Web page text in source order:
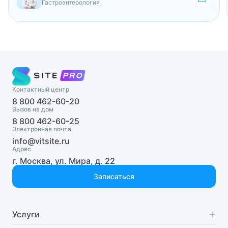
Гастроэнтерология
Контактный центр
8 800 462-60-20
Вызов на дом
8 800 462-60-25
Электронная почта
info@vitsite.ru
Адрес
г. Москва, ул. Мира, д. 22
Записаться
Услуги
Детский ЛОР-хирург
Детский массажист
Детский миколог
Детский нарколог
Детский невролог
Детский нейропсихолог